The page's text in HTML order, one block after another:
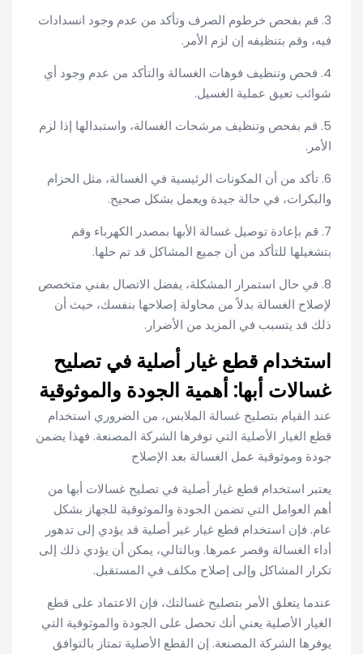
3. قم بفحص خرطوم الصرف وتأكد من عدم وجود انسدادات
فيه، وقم بتنظيفه إن لزم الأمر.
4. فحص وتنظيف فوهات الغسالة والتأكد من عدم وجود أي
شوائب تعيق عملية الغسيل.
5. قم بفحص وتنظيف مرشحات الغسالة، واستبدالها إذا لزم
الأمر.
6. تأكد من أن المكونات الرئيسية في الغسالة، مثل الحزام
والبكرات، في حالة جيدة ويعمل بشكل صحيح.
7. قم بإعادة توصيل غسالة الأبها بمصدر الكهرباء وقم
بتشغيلها للتأكد من أن جميع المشاكل قد تم حلها.
8. في حال استمرار المشكلة، يفضل الاتصال بفني متخصص
لإصلاح الغسالة بدلاً من محاولة إصلاحها بنفسك، حيث أن
ذلك قد يتسبب في المزيد من الأضرار.
استخدام قطع غيار أصلية في تصليح
غسالات أبها: أهمية الجودة والموثوقية
عند القيام بتصليح غسالة الملابس، من الضروري استخدام
قطع الغيار الأصلية التي توفرها الشركة المصنعة. فهذا يضمن
جودة وموثوقية عمل الغسالة بعد الإصلاح
يعتبر استخدام قطع غيار أصلية في تصليح غسالات أبها من
أهم العوامل التي تضمن الجودة والموثوقية للجهاز بشكل
عام. فإن استخدام قطع غيار غير أصلية قد يؤدي إلى تدهور
أداء الغسالة وقصر عمرها. وبالتالي، يمكن أن يؤدي ذلك إلى
تكرار المشاكل وإلى إصلاح مكلف في المستقبل.
عندما يتعلق الأمر بتصليح غسالتك، فإن الاعتماد على قطع
الغيار الأصلية يعني أنك تحصل على الجودة والموثوقية التي
يوفرها الشركة المصنعة. إن القطع الأصلية تمتاز بالتوافق